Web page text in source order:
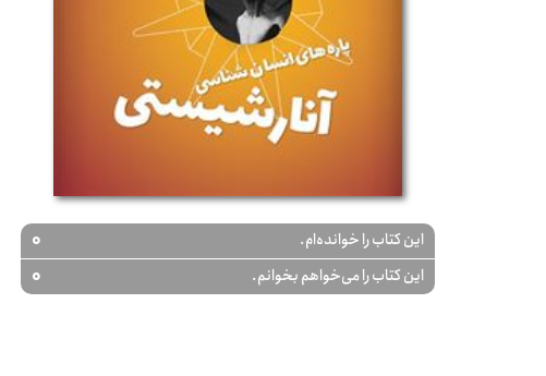
این کتاب را خوانده‌ام. 0
این کتاب را می‌خواهم بخوانم. 0